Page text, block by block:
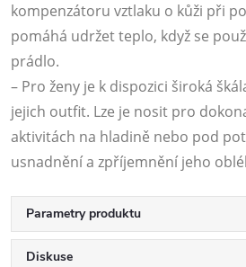
kompenzátoru vztlaku o kůži při
pomáhá udržet teplo, když se
prádlo.
– Pro ženy je k dispozici široká
jejich outfit. Lze je nosit pro
aktivitách na hladině nebo pod
usnadnění a zpříjemnění jeho
Parametry produktu
Diskuse